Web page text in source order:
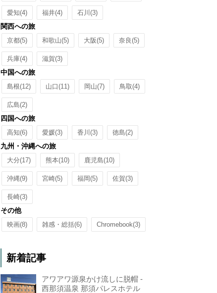
愛知(4) 福井(4) 石川 (3)
関西への旅
京都(5) 和歌山(5) 大阪(5) 奈良(5)
兵庫(4) 滋賀(3)
中国への旅
島根(12) 山口(11) 岡山(7) 鳥取(4)
広島(2)
四国への旅
高知(6) 愛媛(3) 香川 (3) 徳島(2)
九州・沖縄への旅
大分(17) 熊本(10) 鹿児島(10)
沖縄(9) 宮崎(5) 福岡(5) 佐賀(3)
長崎(3)
その他
映画(8) 雑感・総括(6) Chromebook(3)
新着記事
アワアワ源泉かけ流しに脱帽 -
西那須温泉 那須パレスホテル